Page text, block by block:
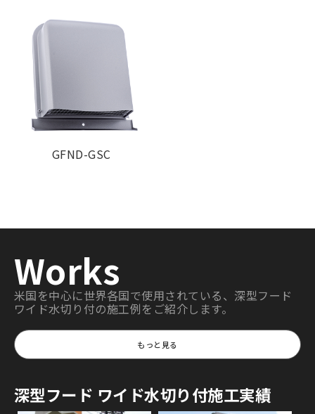
【2管路製品】
標準価格
GFNK125GS-
¥ 14,500
GFNK125GS-
VM
¥ 14,500
GFND-GSC
Works
米国を中心に世界各国で使用されている、深型フード
ワイド水切り付の施工例をご紹介します。
もっと見る
深型フード ワイド水切り付施工実績